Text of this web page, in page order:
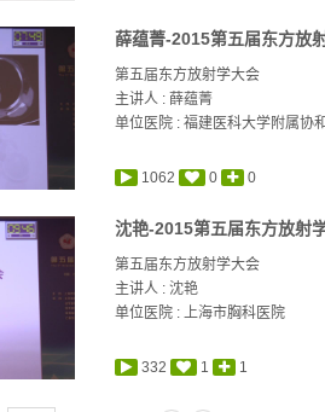
薛蕴菁-2015第五届东方放
第五届东方放射学大会
主讲人 : 薛蕴菁
单位医院 : 福建医科大学附属协
1062 0 0
沈艳-2015第五届东方放射
第五届东方放射学大会
主讲人 :沈艳
单位医院 : 上海市胸科医院
332 1 1